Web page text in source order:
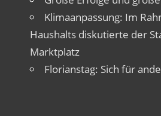
Klimaanpassung: Im
Haushalts diskutierte der
Marktplatz
Florianstag: Sich für